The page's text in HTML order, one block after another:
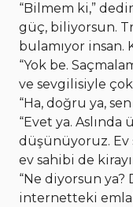
“Bilmem ki,”
güç, biliyorsun.
bulamıyor insan.
“Yok be.
ve sevgilisiyle çok
“Ha, doğru ya,
“Evet ya.
düşünüyoruz. Ev
ev sahibi de
“Ne diyorsun ya?
internetteki